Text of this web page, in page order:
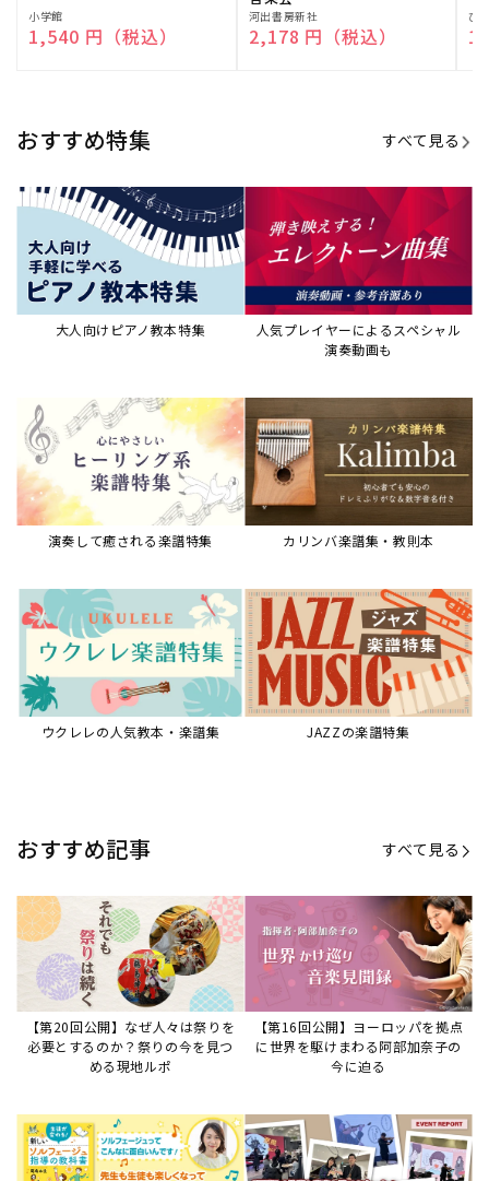
販
売
小学館
通常価格
1,540 円（税込）
販
売
河出書房新社
通常価格
2,178 円（税込）
販
売
ひ
おすすめ特集 すべて見る
大人向けピアノ教本特集
人気プレイヤーによるスペシャル
演奏動画も
演奏して癒される楽譜特集 カリンバ楽譜集・教則本
ウクレレの人気教本・楽譜集 JAZZの楽譜特集
おすすめ記事 すべて見る
【第20回公開】なぜ人々は祭りを
必要とするのか？祭りの今を見つ
める現地ルポ
【第16回公開】ヨーロッパを拠点
に世界を駆けまわる阿部加奈子の
今に迫る